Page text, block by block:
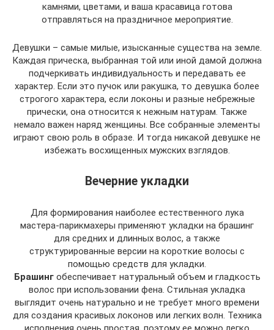
камнями, цветами, и ваша красавица готова
отправляться на праздничное мероприятие.
Девушки – самые милые, изысканные существа на земле.
Каждая прическа, выбранная той или иной дамой должна
подчеркивать индивидуальность и передавать ее
характер. Если это пучок или ракушка, то девушка более
строгого характера, если локоны и разные небрежные
прически, она относится к нежным натурам. Также
немало важен наряд женщины. Все собранные элементы
играют свою роль в образе. И тогда никакой девушке не
избежать восхищенных мужских взглядов.
Вечерние укладки
Для формирования наиболее естественного лука
мастера-парикмахеры применяют укладки на брашинг
для средних и длинных волос, а также
структурированные версии на короткие волосы с
помощью средств для укладки.
Брашингобеспечивает натуральный объем и гладкость
волос при использовании фена. Стильная укладка
выглядит очень натурально и не требует много времени
для создания красивых локонов или легких волн. Техника